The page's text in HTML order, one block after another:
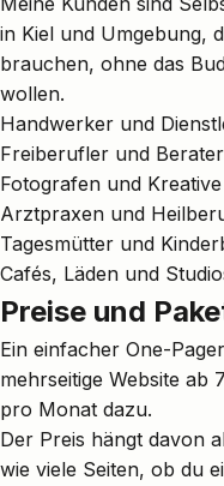
in Kiel und Umgebung,
brauchen, ohne das
wollen.
Handwerker und
Freiberufler und Berater
Fotografen und Kreative
Arztpraxen und
Tagesmütter und
Cafés, Läden und
Preise und
Ein einfacher One-
mehrseitige Website ab
pro Monat dazu.
Der Preis hängt davon
wie viele Seiten, ob du